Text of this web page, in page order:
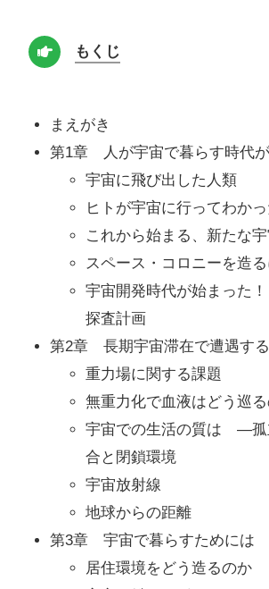
もくじ
まえがき
第1章 人が宇宙で暮らす時代が
宇宙に飛び出した人類
ヒトが宇宙に行ってわか
これから始まる、新たな
スペース・コロニーを造
宇宙開発時代が始まった
探査計画
第2章 長期宇宙滞在で遭遇す
重力場に関する課題
無重力化で血液はどう巡
宇宙での生活の質は ―孤
合と閉鎖環境
宇宙放射線
地球からの距離
第3章 宇宙で暮らすためには
居住環境をどう造るのか